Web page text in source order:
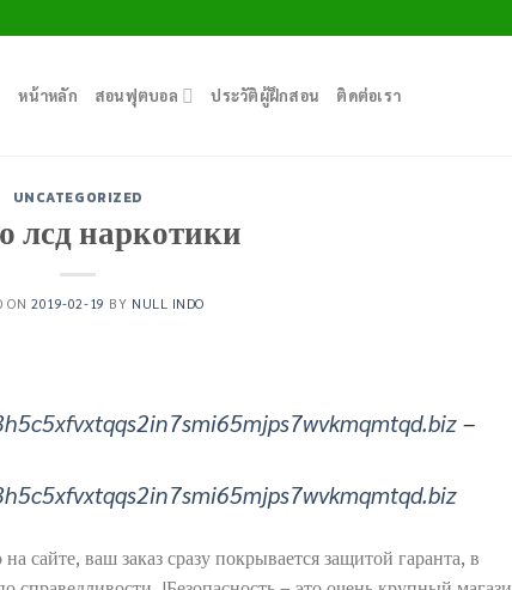
หน้าหลัก สอนฟุตบอล ประวัติผู้ฝึกสอน ติดต่อเรา
UNCATEGORIZED
лсд наркотики
ON2019-02-19 BY NULL INDO
–
сайте, ваш заказ сразу покрывается защитой гаранта, в